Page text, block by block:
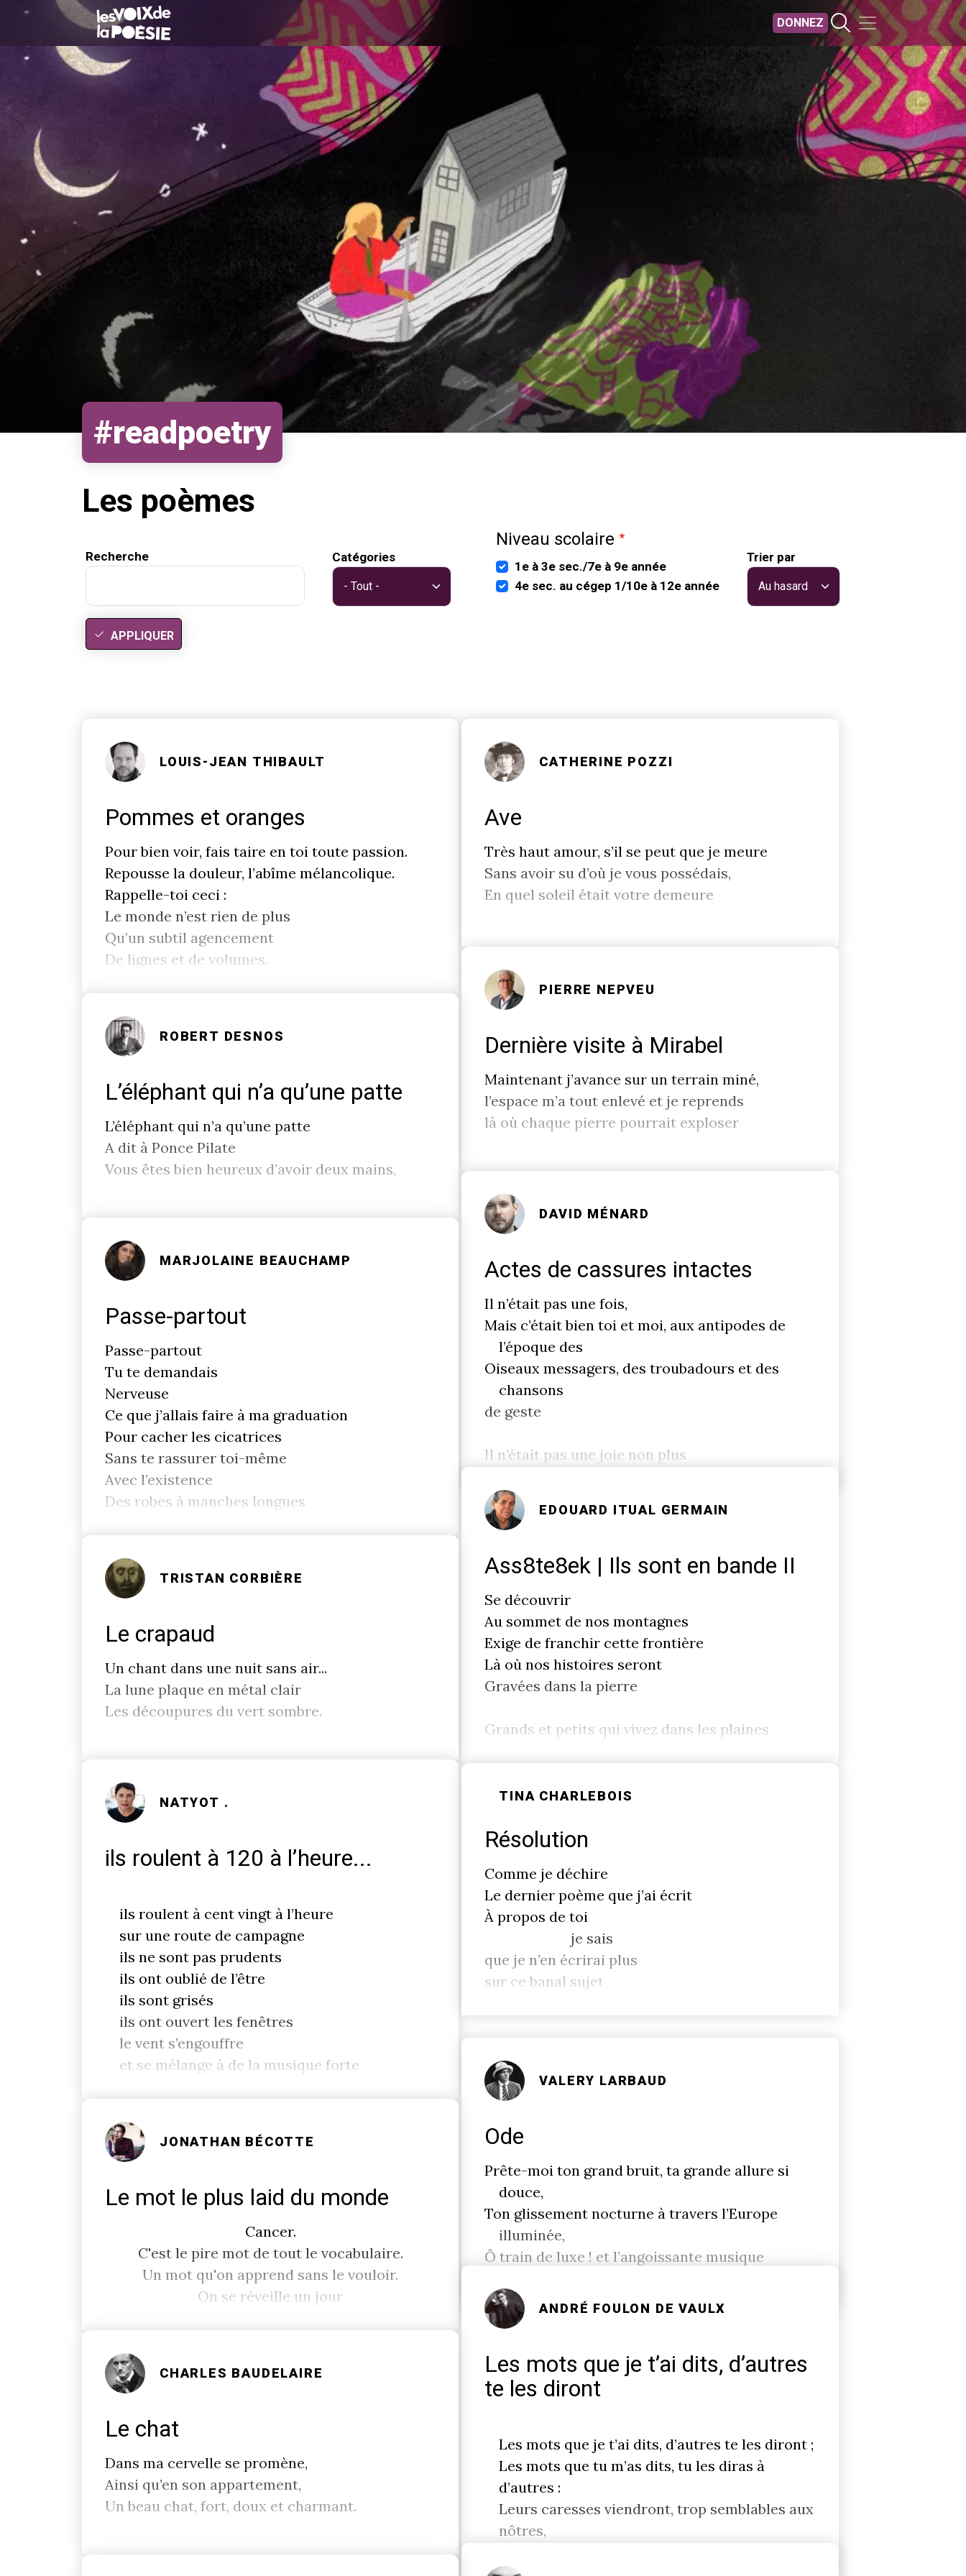
DONNEZ
#readpoetry
Les poèmes
Recherche Catégories
Niveau scolaire
1e à 3e sec./7e à 9e année
4e sec. au cégep 1/10e à 12e année
Trier par
APPLIQUER
LOUIS-JEAN THIBAULT
Pommes et oranges
Pour bien voir, fais taire en toi toute passion.
Repousse la douleur, l’abîme mélancolique.
Rappelle-toi ceci :
Le monde n’est rien de plus
Qu’un subtil agencement
De lignes et de volumes.
CATHERINE POZZI
Ave
Très haut amour, s’il se peut que je meure
Sans avoir su d’où je vous possédais,
En quel soleil était votre demeure
PIERRE NEPVEU
Dernière visite à Mirabel
Maintenant j’avance sur un terrain miné,
l’espace m’a tout enlevé et je reprends
là où chaque pierre pourrait exploser
ROBERT DESNOS
L’éléphant qui n’a qu’une patte
L’éléphant qui n’a qu’une patte
A dit à Ponce Pilate
Vous êtes bien heureux d’avoir deux mains,
DAVID MÉNARD
Actes de cassures intactes
Il n’était pas une fois,
Mais c’était bien toi et moi, aux antipodes de
l’époque des
Oiseaux messagers, des troubadours et des
chansons
de geste
Il n’était pas une joie non plus
MARJOLAINE BEAUCHAMP
Passe-partout
Passe-partout
Tu te demandais
Nerveuse
Ce que j’allais faire à ma graduation
Pour cacher les cicatrices
Sans te rassurer toi-même
Avec l’existence
Des robes à manches longues
EDOUARD ITUAL GERMAIN
Ass8te8ek | Ils sont en bande II
Se découvrir
Au sommet de nos montagnes
Exige de franchir cette frontière
Là où nos histoires seront
Gravées dans la pierre
Grands et petits qui vivez dans les plaines
TRISTAN CORBIÈRE
Le crapaud
Un chant dans une nuit sans air...
La lune plaque en métal clair
Les découpures du vert sombre.
NATYOT .
ils roulent à 120 à l’heure...
ils roulent à cent vingt à l’heure
sur une route de campagne
ils ne sont pas prudents
ils ont oublié de l’être
ils sont grisés
ils ont ouvert les fenêtres
le vent s’engouffre
et se mélange à de la musique forte
TINA CHARLEBOIS
Résolution
Comme je déchire
Le dernier poème que j’ai écrit
À propos de toi
je sais
que je n’en écrirai plus
sur ce banal sujet
VALERY LARBAUD
Ode
Prête-moi ton grand bruit, ta grande allure si
douce,
Ton glissement nocturne à travers l’Europe
illuminée,
Ô train de luxe ! et l’angoissante musique
JONATHAN BÉCOTTE
Le mot le plus laid du monde
Cancer.
C'est le pire mot de tout le vocabulaire.
Un mot qu'on apprend sans le vouloir.
On se réveille un jour
ANDRÉ FOULON DE VAULX
Les mots que je t’ai dits, d’autres
te les diront
Les mots que je t’ai dits, d’autres te les diront ;
Les mots que tu m’as dits, tu les diras à
d’autres :
Leurs caresses viendront, trop semblables aux
nôtres,
CHARLES BAUDELAIRE
Le chat
Dans ma cervelle se promène,
Ainsi qu’en son appartement,
Un beau chat, fort, doux et charmant.